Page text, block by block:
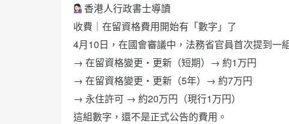
香港人行政書士導讀
收費｜在留資格費用開始有「數字」了
4月10日，在國會審議中，法務省官員首次提到一
→ 在留資格變更・更新（短期）→ 約1万円
→ 在留資格變更・更新（5年）→ 約7万円
→ 永住許可 → 約20万円（現行1万円）
這組數字，還不是正式公告的費用。